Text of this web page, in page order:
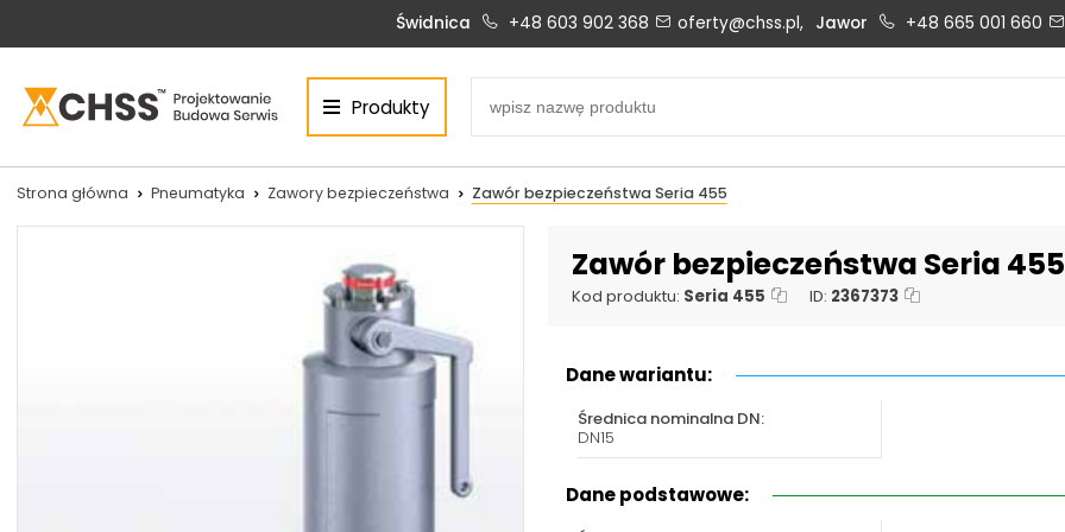
Centrum Hydrauliki Siłowej Świdnica
CHSS.PL DAWID WOŹNY
Biuro obsługi klienta:
+48 603 902 368
PN-PT: 6:30 - 16:00
+48 603 902 368
Serwis:
+48 536 202 250
+48 609 877 288
+48 669 834 274
Świdnica +48 603 902 368 oferty@chss.pl, Jawor +48 665 001 660
Produkty
Strona główna Pneumatyka Zawory bezpieczeństwa Zawór bezpieczeństwa Seria 455
Zawór bezpieczeństwa Seria
Kod produktu: Seria 455 ID: 2367373
Dane wariantu:
Średnica nominalna DN:
DN15
Dane podstawowe: